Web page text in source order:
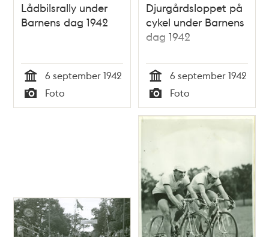
Lådbilsrally under
Barnens dag 1942
Tid
6 september 1942
Typ
Foto
Djurgårdsloppet på
cykel under Barnens
dag 1942
Tid
6 september 1942
Typ
Foto